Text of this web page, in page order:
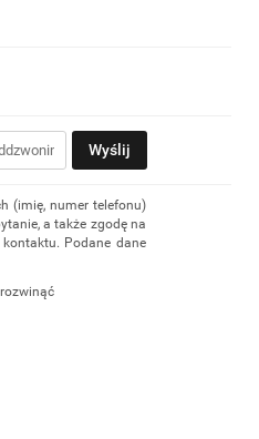
Wyślij
(imię, numer telefonu)
a także zgodę na
Podane dane